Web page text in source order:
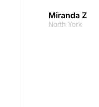
Miranda Z
North York